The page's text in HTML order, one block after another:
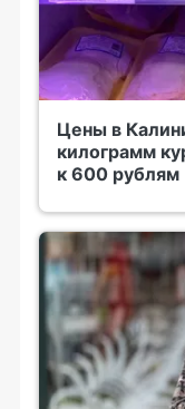
Цены в
килограмм
к 600 рублям